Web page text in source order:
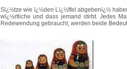
Sï¿½tze wie ï¿½den Lï¿½ffel abgebenï¿½
wï¿½rtliche und dass jemand stirbt. Jedes
Redewendung gebraucht, werden beide